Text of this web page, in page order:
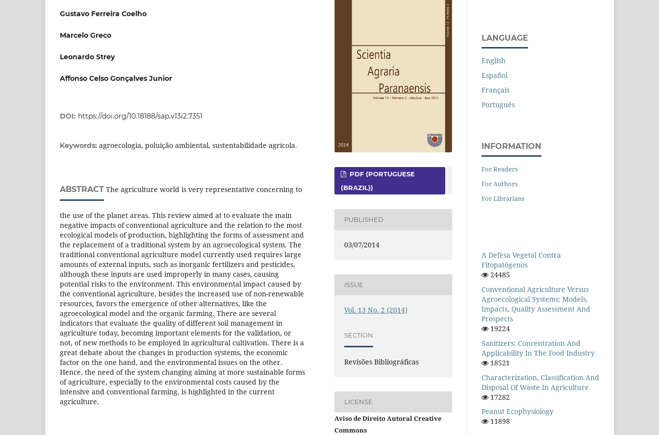
Gustavo Ferreira Coelho
Marcelo Greco
Leonardo Strey
Affonso Celso Gonçalves Junior
DOI: https://doi.org/10.18188/sap.v13i2.7351
Keywords: agroecologia, poluição ambiental, sustentabilidade agrícola.
ABSTRACT The agriculture world is very representative concerning to
the use of the planet areas. This review aimed at to evaluate the main
negative impacts of conventional agriculture and the relation to the most
ecological models of production, highlighting the forms of assessment and
the replacement of a traditional system by an agroecological system. The
traditional conventional agriculture model currently used requires large
amounts of external inputs, such as inorganic fertilizers and pesticides,
although these inputs are used improperly in many cases, causing
potential risks to the environment. This environmental impact caused by
the conventional agriculture, besides the increased use of non-renewable
resources, favors the emergence of other alternatives, like the
agroecological model and the organic farming. There are several
indicators that evaluate the quality of different soil management in
agriculture today, becoming important elements for the validation, or
not, of new methods to be employed in agricultural cultivation. There is a
great debate about the changes in production systems, the economic
factor on the one hand, and the environmental issues on the other.
Hence, the need of the system changing aiming at more sustainable forms
of agriculture, especially to the environmental costs caused by the
intensive and conventional farming, is highlighted in the current
agriculture.
PDF (PORTUGUESE
(BRAZIL))
PUBLISHED
03/07/2014
ISSUE
Vol. 13 No. 2 (2014)
SECTION
Revisões Bibliográficas
LICENSE
Aviso de Direito Autoral Creative
Commons
LANGUAGE
English
Español
Français
Português
INFORMATION
For Readers
For Authors
For Librarians
A Defesa Vegetal Contra
Fitopatógenos
24485
Conventional Agriculture Versus
Agroecological Systems: Models,
Impacts, Quality Assessment And
Prospects
19224
Sanitizers: Concentration And
Applicability In The Food Industry
18521
Characterization, Classification And
Disposal Of Waste In Agriculture
17282
Peanut Ecophysiology
11898